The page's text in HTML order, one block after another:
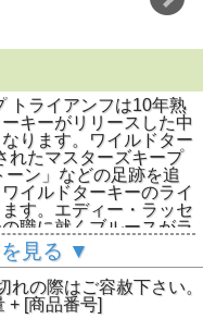
トライアンフは10年熟
キーがリリースした中
ります。ワイルドター
れたマスターズキープ
ン」などの足跡を追
イルドターキーのライ
す。エディー・ラッセ
職に就くブルースがラ
ンスパイアされたもの
うにライの人気が急上
ウイスキーの基礎を築
見る ▼
の際はご容赦下さい。
+ [商品番号]